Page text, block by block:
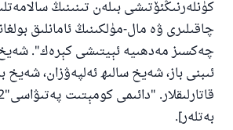
كۈنلەرنىڭئۆتىشى بىلەن تىنىنىڭ
چاقىلىرى ۋە مال-مۈلكىنىڭ ئامانلىق
چەكسىز مەدھىيە ئېيتىشى كېرەك". شەيخ
ئىبنى باز، شەيخ سالىھ ئەلپەۋزان، شەيخ
بەتلەر].